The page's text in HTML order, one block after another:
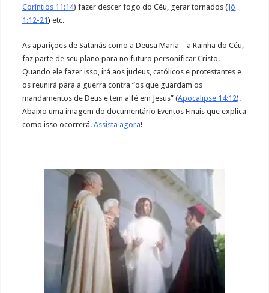
Coríntios 11:14) fazer descer fogo do Céu, gerar tornados(Jó
1:12-21) etc.
As aparições de Satanás como a Deusa Maria – a Rainha do Céu,
faz parte de seu plano para no futuro personificar Cristo.
Quando ele fazer isso, irá aos judeus, católicos e protestantes e
os reunirá para a guerra contra “os que guardam os
mandamentos de Deus e tem a fé em Jesus” (Apocalipse 14:12).
Abaixo uma imagem do documentário Eventos Finais que explica
como isso ocorrerá.Assista agora!